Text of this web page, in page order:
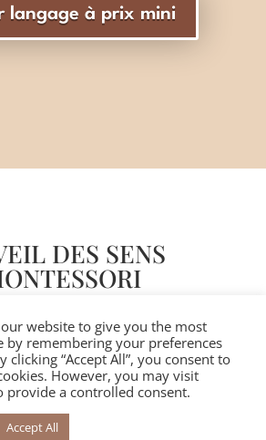
langage à prix mini
DES SENS
0/3 ans AMI
website to give you the most
by remembering your preferences
clicking “Accept All”, you consent to
However, you may visit
provide a controlled consent.
Accept All